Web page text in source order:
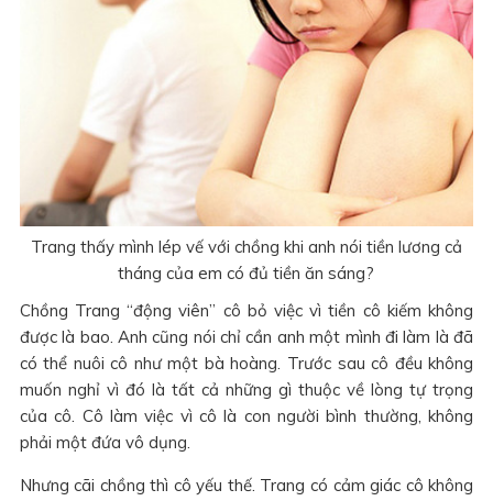
Trang thấy mình lép vế với chồng khi anh nói tiền lương cả
tháng của em có đủ tiền ăn sáng?
Chồng Trang “động viên” cô bỏ việc vì tiền cô kiếm không
được là bao. Anh cũng nói chỉ cần anh một mình đi làm là đã
có thể nuôi cô như một bà hoàng. Trước sau cô đều không
muốn nghỉ vì đó là tất cả những gì thuộc về lòng tự trọng
của cô. Cô làm việc vì cô là con người bình thường, không
phải một đứa vô dụng.
Nhưng cãi chồng thì cô yếu thế. Trang có cảm giác cô không